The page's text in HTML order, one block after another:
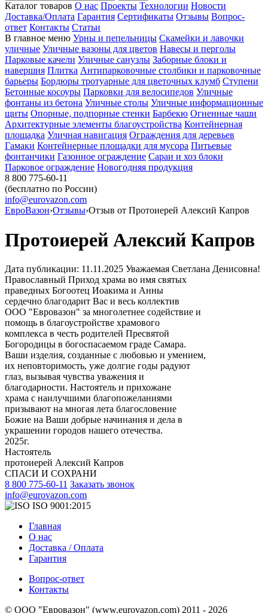
Каталог товаров О нас Проекты Технологии Новости
Доставка/Оплата Гарантия Сертификаты Отзывы Вопрос-
ответ Контакты Статьи
В главное меню Урны и пепельницы Скамейки и лавочки
уличные Уличные вазоны для цветов Навесы и перголы
Парковые качели Уличные санузлы Заборные блоки и
навершия Плитка Антипарковочные столбики и парковочные
барьеры Бордюры тротуарные для цветочных клумб Ступени
Бетонные косоуры Парковки для велосипедов Уличные
фонтаны из бетона Уличные столы Уличные информационные
щиты Опорные, подпорные стенки Барбекю Огненные чаши
Архитектурные элементы благоустройства Контейнерная
площадка Уличная навигация Ограждения для деревьев
Гамаки Контейнерные площадки для мусора Питьевые
фонтанчики Газонное ограждение Сараи и хоз блоки
Парковое ограждение Новогодняя продукция
8 800 775-60-11
(бесплатно по России)
info@eurovazon.com
ЕвроВазон›Отзывы›Отзыв от Протоиерей Алексий Капров
Протоиерей Алексий Капров
Дата публикации: 11.11.2025 Уважаемая Светлана Денисовна!
Православный Приход храма во имя святых
праведных Богоотец Иоакима и Анны
сердечно благодарит Вас и весь коллектив
ООО "Евровазон" за многолетнее содействие и
помощь в благоустройстве храмового
комплекса в честь родителей Пресвятой
Богородицы в богоспасаемом граде Самара.
Ваши изделия, созданные с любовью и умением,
их неповторимость, уже долгие годы радуют
глаз, вызывая чувства уважения и
благодарности. Настоятель и прихожане
храма с наилучшими благопожеланиями
призывают на многая лета благословение
Божие на Ваши добрые начинания и дела в
украшении городов нашего отечества.
2025г.
Настоятель
протоиерей Алексий Капров
СПАСИ И СОХРАНИ
8 800 775-60-11 Заказать звонок
info@eurovazon.com
ISO 9001:2015
Главная
О нас
Доставка / Оплата
Гарантия
Вопрос-ответ
Контакты
© ООО "Евровазон" (www.eurovazon.com) 2011 - 2026